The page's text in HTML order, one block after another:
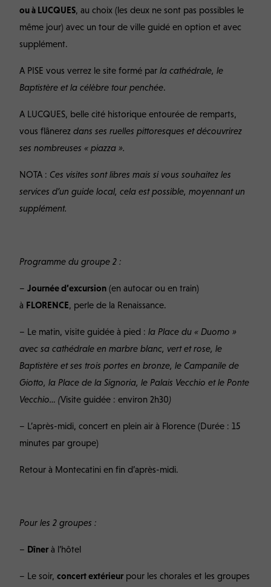
ou à LUCQUES, au choix (les deux ne sont pas possibles le
même jour) avec un tour de villeguidé en option et avec
supplément.
A PISE vous verrez le site formé parla cathédrale, le
Baptistère et la célèbre tour penchée.
A LUCQUES, belle cité historique entourée de remparts,
vous flânerezdans ses ruelles pittoresques et découvrirez
ses nombreuses « piazza ».
NOTA : Ces visites sont libres mais si vous souhaitez les
services d’un guide local, cela est possible, moyennant un
supplément.
Programme du groupe 2 :
–Journée d’excursion (en autocar ou en train)
à FLORENCE, perle de la Renaissance.
– Le matin, visite guidée à pied :la Place du « Duomo »
avec sa cathédrale en marbre blanc, vert et rose, le
Baptistère et ses trois portes en bronze, le Campanile de
Giotto, la Place de la Signoria, le Palais Vecchio et le Ponte
Vecchio… (Visite guidée : environ 2h30)
– L’après-midi, concert en plein air à Florence (Durée : 15
minutes par groupe)
Retour à Montecatini en fin d’après-midi.
Pour les 2 groupes :
– Dîner à l’hôtel
– Le soir,concert extérieur pour les chorales et les groupes